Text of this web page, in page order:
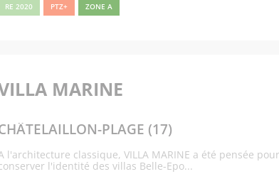
RE 2020 PTZ+ ZONE A
MARINE
PLAGE (17)
l'architecture classique, VILLA MARINE a été pensée pour
l'identité des villas Belle-Epo...